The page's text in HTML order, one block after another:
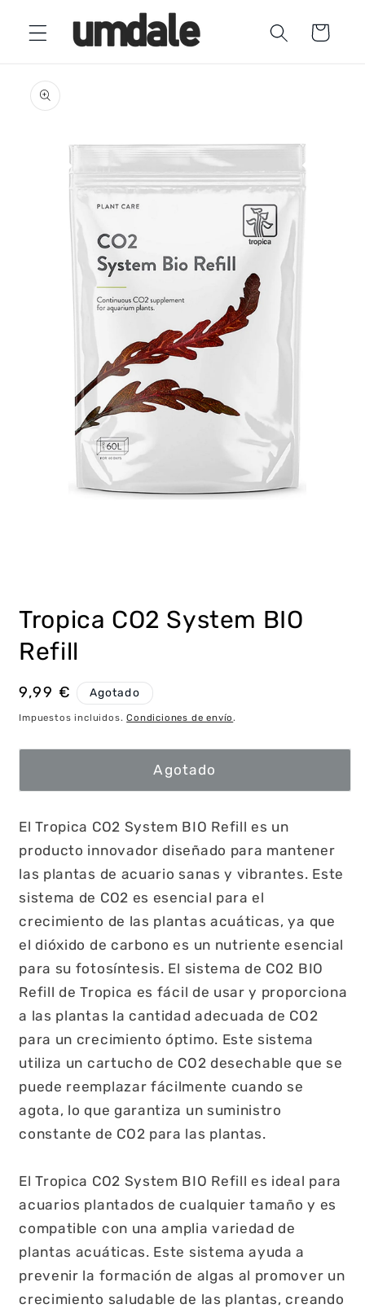
directamente
al contenido
Carrito
a la
información
1
en
una
ventana
Tropica CO2 System BIO
Refill
Precio
habitual
9,99 € Agotado
Impuestos incluidos.Condiciones de envío .
Agotado
El Tropica CO2 System BIO Refill es un
producto innovador diseñado para mantener
las plantas de acuario sanas y vibrantes. Este
sistema de CO2 es esencial para el
crecimiento de las plantas acuáticas, ya que
el dióxido de carbono es un nutriente esencial
para su fotosíntesis. El sistema de CO2 BIO
Refill de Tropica es fácil de usar y proporciona
a las plantas la cantidad adecuada de CO2
para un crecimiento óptimo. Este sistema
utiliza un cartucho de CO2 desechable que se
puede reemplazar fácilmente cuando se
agota, lo que garantiza un suministro
constante de CO2 para las plantas.
El Tropica CO2 System BIO Refill es ideal para
acuarios plantados de cualquier tamaño y es
compatible con una amplia variedad de
plantas acuáticas. Este sistema ayuda a
prevenir la formación de algas al promover un
crecimiento saludable de las plantas, creando